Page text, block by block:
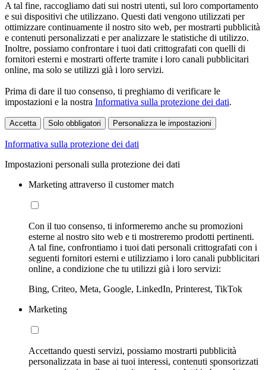
A tal fine, raccogliamo dati sui nostri utenti, sul loro comportamento
e sui dispositivi che utilizzano. Questi dati vengono utilizzati per
ottimizzare continuamente il nostro sito web, per mostrarti pubblicità
e contenuti personalizzati e per analizzare le statistiche di utilizzo.
Inoltre, possiamo confrontare i tuoi dati crittografati con quelli di
fornitori esterni e mostrarti offerte tramite i loro canali pubblicitari
online, ma solo se utilizzi già i loro servizi.
Prima di dare il tuo consenso, ti preghiamo di verificare le
impostazioni e la nostra Informativa sulla protezione dei dati.
Accetta Solo obbligatori Personalizza le impostazioni
Informativa sulla protezione dei dati
Impostazioni personali sulla protezione dei dati
Marketing attraverso il customer match
Con il tuo consenso, ti informeremo anche su promozioni
esterne al nostro sito web e ti mostreremo prodotti pertinenti.
A tal fine, confrontiamo i tuoi dati personali crittografati con i
seguenti fornitori esterni e utilizziamo i loro canali pubblicitari
online, a condizione che tu utilizzi già i loro servizi:
Bing, Criteo, Meta, Google, LinkedIn, Printerest, TikTok
Marketing
Accettando questi servizi, possiamo mostrarti pubblicità
personalizzata in base ai tuoi interessi, contenuti sponsorizzati